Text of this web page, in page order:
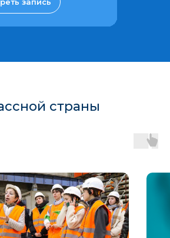
страны